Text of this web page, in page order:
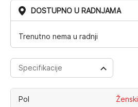
DOSTUPNO U RADNJAMA
Trenutno nema u radnji
Specifikacije
Pol Ženski